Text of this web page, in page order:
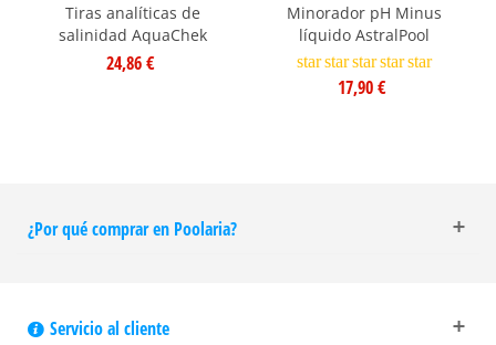
Tiras analíticas de
salinidad AquaChek
24,86 €
Minorador pH Minus
líquido AstralPool
star star star star star
17,90 €
¿Por qué comprar en Poolaria?
Servicio al cliente